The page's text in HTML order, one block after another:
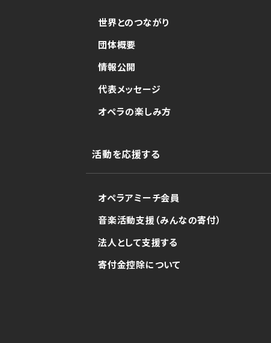
世界とのつながり
団体概要
情報公開
代表メッセージ
オペラの楽しみ方
活動を応援する
オペラアミーチ会員
音楽活動支援（みんなの寄付）
法人として支援する
寄付金控除について